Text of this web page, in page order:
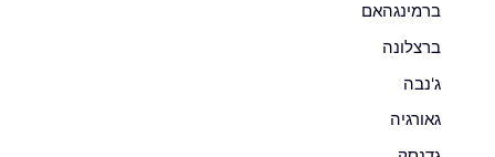
ברמינגהאם
ברצלונה
ג'נבה
גאורגיה